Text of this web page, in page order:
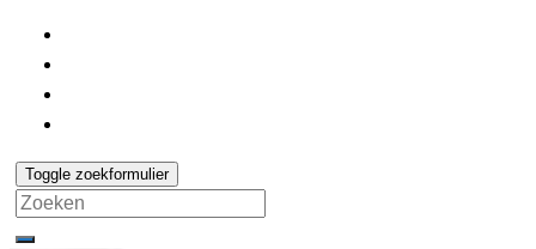
Toggle zoekformulier
Search
for: